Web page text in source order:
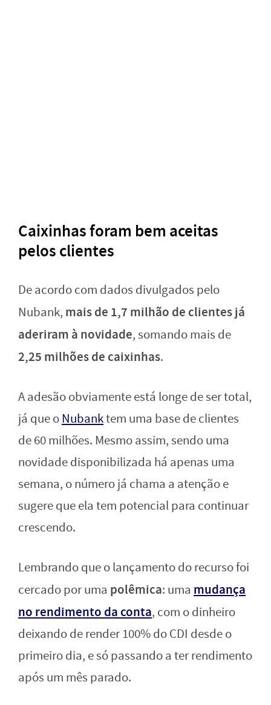
Caixinhas foram bem aceitas
pelos clientes
De acordo com dados divulgados pelo
Nubank, mais de 1,7 milhão de clientes já
aderiram à novidade, somando mais de
2,25 milhões de caixinhas.
A adesão obviamente está longe de ser total,
já que oNubanktem uma base de clientes
de 60 milhões. Mesmo assim, sendo uma
novidade disponibilizada há apenas uma
semana, o número já chama a atenção e
sugere que ela tem potencial para continuar
crescendo.
Lembrando que o lançamento do recurso foi
cercado por uma polêmica: uma mudança
no rendimento da conta, com o dinheiro
deixando de render 100% do CDI desde o
primeiro dia, e só passando a ter rendimento
após um mês parado.